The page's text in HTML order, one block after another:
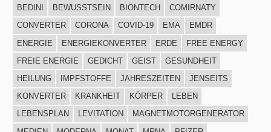
BEDINI BEWUSSTSEIN BIONTECH
COMIRNATY
CONVERTER
CORONA COVID-19 EMA
EMDR
ENERGIE
ENERGIEKONVERTER ERDE
FREE ENERGY
FREIE ENERGIE
GEDICHT GEIST
GESUNDHEIT
HEILUNG
IMPFSTOFFE JAHRESZEITEN
JENSEITS
KONVERTER
KRANKHEIT KÖRPER
LEBEN
LEBENSPLAN
LEVITATION
MAGNETMOTORGENERATOR